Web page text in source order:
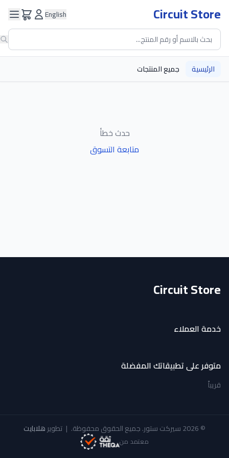
Circuit Store
English
الرئيسية جميع المنتجات
حدث خطأ
متابعة التسوق
Circuit Store
خدمة العملاء
متوفر على تطبيقاتك المفضلة
قريباً
© 2026 سيركت ستور. جميع الحقوق محفوظة. | تطويرهلابايت
معتمد من